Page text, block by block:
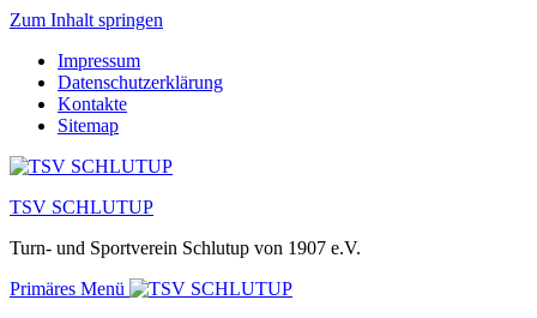
Zum Inhalt springen
Impressum
Datenschutzerklärung
Kontakte
Sitemap
TSV SCHLUTUP
Turn- und Sportverein Schlutup von 1907 e.V.
Primäres Menü